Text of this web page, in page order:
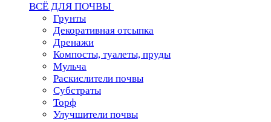
ВСЁ ДЛЯ ПОЧВЫ
Грунты
Декоративная отсыпка
Дренажи
Компосты, туалеты, пруды
Мульча
Раскислители почвы
Субстраты
Торф
Улучшители почвы